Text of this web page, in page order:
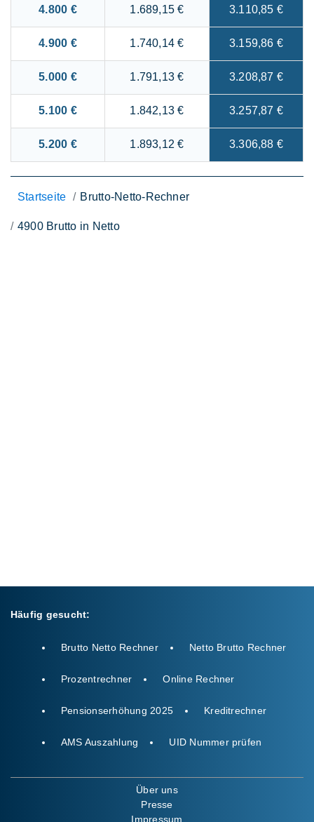
4.800 € 1.689,15 € 3.110,85 €
4.900 € 1.740,14 € 3.159,86 €
5.000 € 1.791,13 € 3.208,87 €
5.100 € 1.842,13 € 3.257,87 €
5.200 € 1.893,12 € 3.306,88 €
Startseite Brutto-Netto-Rechner
4900 Brutto in Netto
Häufig gesucht:
Brutto Netto Rechner Netto Brutto Rechner
Prozentrechner Online Rechner
Pensionserhöhung 2025 Kreditrechner
AMS Auszahlung UID Nummer prüfen
Über uns
Presse
Impressum